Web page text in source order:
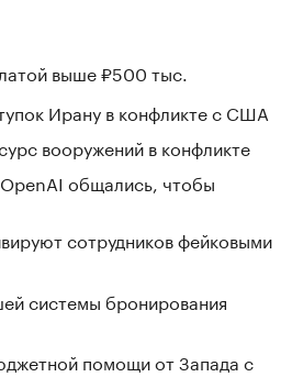
выше ₽500 тыс.
Ирану в конфликте с США
вооружений в конфликте
общались, чтобы
сотрудников фейковыми
системы бронирования
помощи от Запада с